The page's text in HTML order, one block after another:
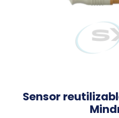
Sensor